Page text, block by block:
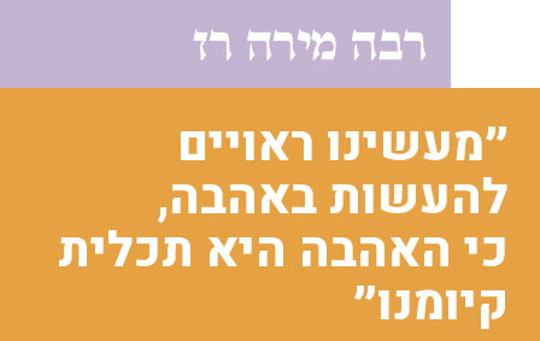
ראויים
באהבה,
היא תכלית